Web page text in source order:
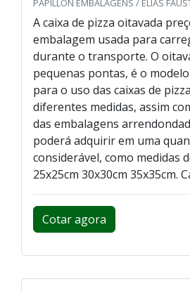
PAPILLON EMBALAGENS / ELIAS
A caixa de pizza oitavada
embalagem usada para
durante o transporte. O
pequenas pontas, é o
para o uso das caixas de
diferentes medidas, assim
das embalagens
poderá adquirir em uma
considerável, como medidas
25x25cm 30x30cm 35x35cm.
Cotar agora